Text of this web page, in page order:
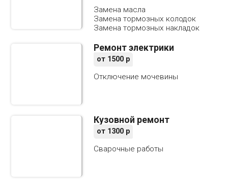
Замена масла
Замена тормозных колодок
Замена тормозных накладок
Ремонт электрики
от 1500р
Отключение мочевины
Кузовной ремонт
от 1300р
Сварочные работы